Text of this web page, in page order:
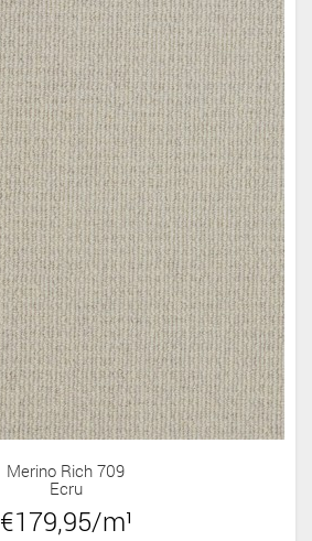
Merino Rich 709
Ecru
€179,95/m¹